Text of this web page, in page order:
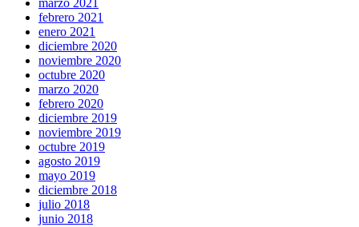
marzo 2021
febrero 2021
enero 2021
diciembre 2020
noviembre 2020
octubre 2020
marzo 2020
febrero 2020
diciembre 2019
noviembre 2019
octubre 2019
agosto 2019
mayo 2019
diciembre 2018
julio 2018
junio 2018